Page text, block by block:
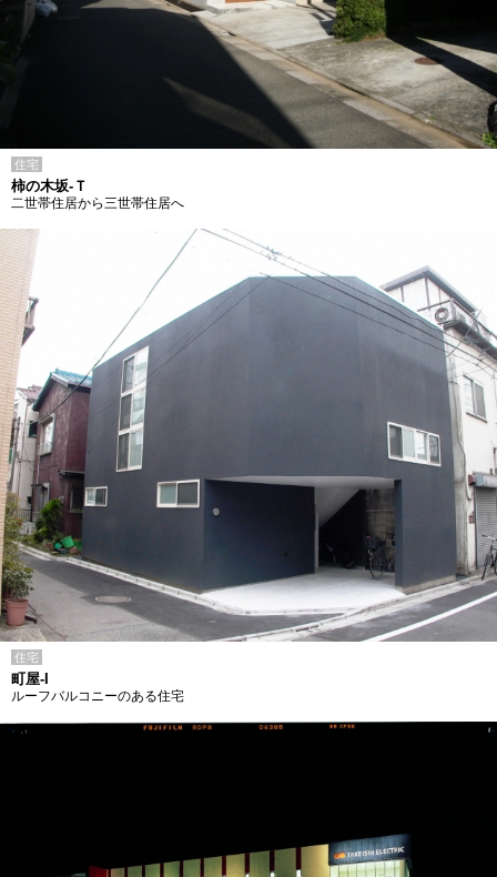
住宅
柿の木坂-Ｔ
二世帯住居から三世帯住居へ
住宅
町屋-I
ルーフバルコニーのある住宅